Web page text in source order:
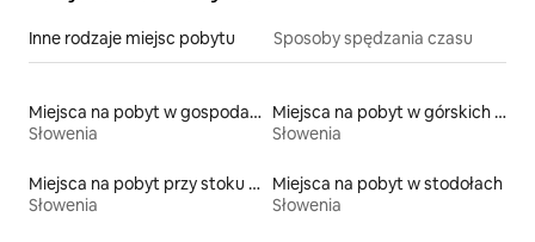
Inne rodzaje miejsc pobytu Sposoby spędzania czasu
Miejsca na pobyt w gospodarstwach agroturystycznych
Słowenia
Miejsca na pobyt w górskich chatach
Słowenia
Miejsca na pobyt przy stoku narciarskim
Słowenia
Miejsca na pobyt w stodołach
Słowenia